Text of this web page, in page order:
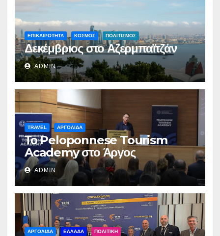
ΕΠΙΚΑΙΡΟΤΗΤΑ ΚΟΣΜΟΣ ΠΟΛΙΤΙΣΜΟΣ
Δεκέμβριος στο Αζερμπαϊτζάν
ADMIN
TRAVEL ΑΡΓΟΛΙΔΑ
Το Peloponnese Tourism
Academy στο Άργος
ADMIN
ΑΡΓΟΛΙΔΑ ΕΛΛΑΔΑ ΠΟΛΙΤΙΚΗ